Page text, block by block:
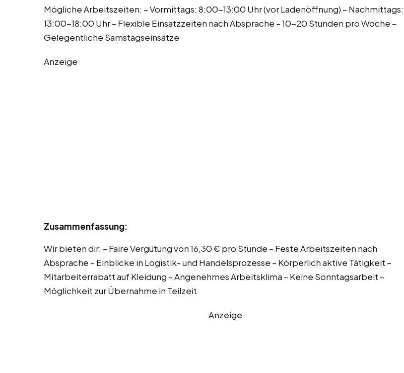
Mögliche Arbeitszeiten: – Vormittags: 8:00-13:00 Uhr (vor Ladenöffnung) – Nachmittags:
13:00-18:00 Uhr – Flexible Einsatzzeiten nach Absprache – 10-20 Stunden pro Woche –
Gelegentliche Samstagseinsätze
Anzeige
Zusammenfassung:
Wir bieten dir: – Faire Vergütung von 16,30 € pro Stunde – Feste Arbeitszeiten nach
Absprache – Einblicke in Logistik- und Handelsprozesse – Körperlich aktive Tätigkeit –
Mitarbeiterrabatt auf Kleidung – Angenehmes Arbeitsklima – Keine Sonntagsarbeit –
Möglichkeit zur Übernahme in Teilzeit
Anzeige